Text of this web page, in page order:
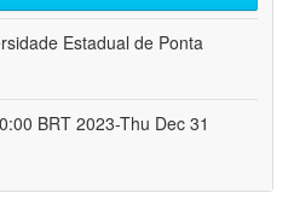
Estadual de Ponta
BRT 2023-Thu Dec 31